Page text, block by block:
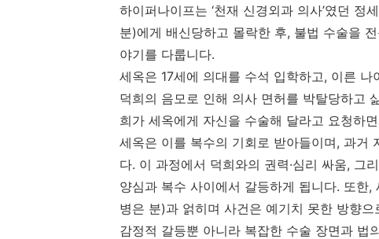
하이퍼나이프는 ‘천재 신경외과 의사’였던
분)에게 배신당하고 몰락한 후, 불법 수술을
야기를 다룹니다.
세옥은 17세에 의대를 수석 입학하고, 이른
덕희의 음모로 인해 의사 면허를 박탈당하고
희가 세옥에게 자신을 수술해 달라고 요청하
세옥은 이를 복수의 기회로 받아들이며, 과거
다. 이 과정에서 덕희와의 권력·심리 싸움, 그
양심과 복수 사이에서 갈등하게 됩니다. 또한
병은 분)과 얽히며 사건은 예기치 못한 방향으
감정적 갈등뿐 아니라 복잡한 수술 장면과 법